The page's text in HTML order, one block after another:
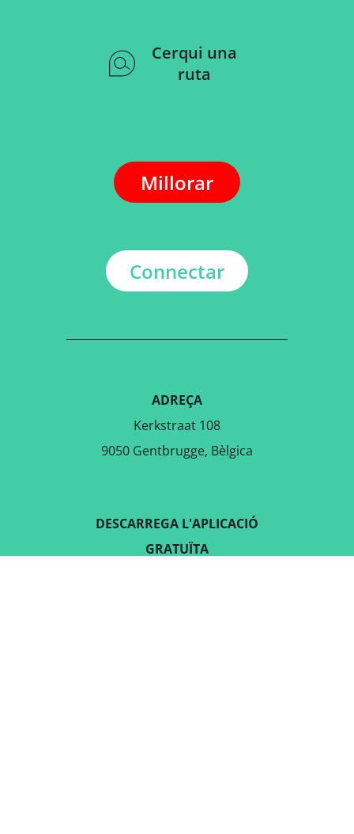
Cerqui una
ruta
Millorar
Connectar
ADREÇA
Kerkstraat 108
9050 Gentbrugge, Bèlgica
DESCARREGA L'APLICACIÓ
GRATUÏTA